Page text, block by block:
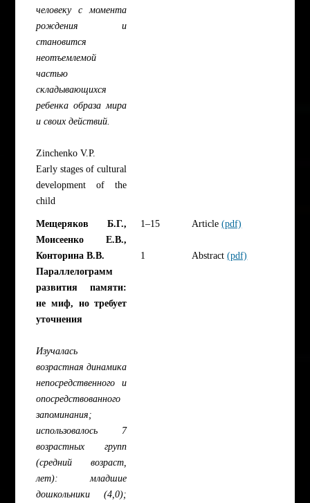
человеку с момента
рождения и
становится
неотъемлемой
частью
складывающихся
ребенка образа мира
и своих действий.
Zinchenko V.P.
Early stages of cultural
development of the
child
Мещеряков Б.Г.,
Моисеенко Е.В.,
Конторина В.В.
Параллелограмм
развития памяти:
не миф, но требует
уточнения
Изучалась
возрастная динамика
непосредственного и
опосредствованного
запоминания;
использовалось 7
возрастных групп
(средний возраст,
лет): младшие
дошкольники (4,0);
1–15
1
Article(pdf)
Abstract(pdf)